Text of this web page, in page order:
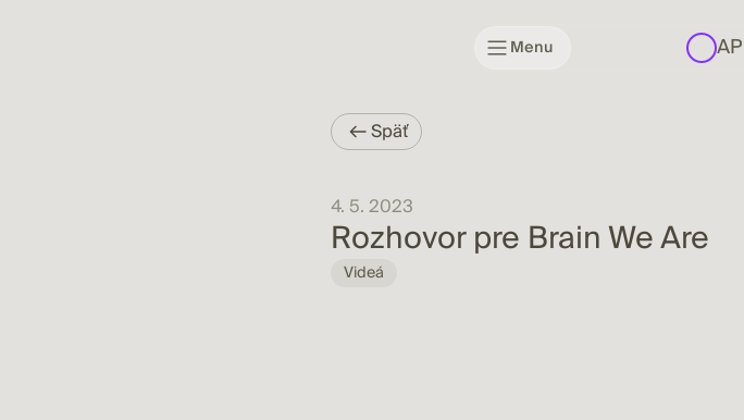
Menu
Späť
4. 5. 2023
Rozhovor pre Brain We Are
Videá